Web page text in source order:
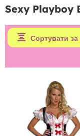
Sexy Playboy
Сортувати за